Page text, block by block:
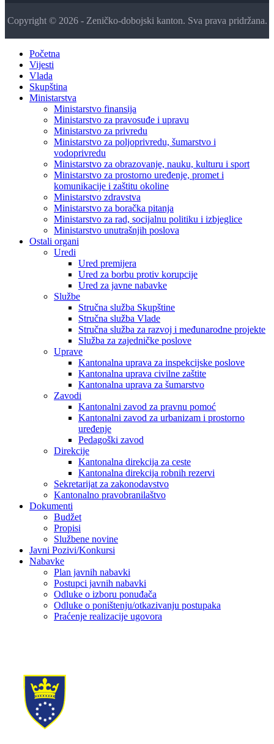
Copyright © 2026 - Zeničko-dobojski kanton. Sva prava pridržana.
Početna
Vijesti
Vlada
Skupština
Ministarstva
Ministarstvo finansija
Ministarstvo za pravosuđe i upravu
Ministarstvo za privredu
Ministarstvo za poljoprivredu, šumarstvo i
vodoprivredu
Ministarstvo za obrazovanje, nauku, kulturu i sport
Ministarstvo za prostorno uređenje, promet i
komunikacije i zaštitu okoline
Ministarstvo zdravstva
Ministarstvo za boračka pitanja
Ministarstvo za rad, socijalnu politiku i izbjeglice
Ministarstvo unutrašnjih poslova
Ostali organi
Uredi
Ured premijera
Ured za borbu protiv korupcije
Ured za javne nabavke
Službe
Stručna služba Skupštine
Stručna služba Vlade
Stručna služba za razvoj i međunarodne projekte
Služba za zajedničke poslove
Uprave
Kantonalna uprava za inspekcijske poslove
Kantonalna uprava civilne zaštite
Kantonalna uprava za šumarstvo
Zavodi
Kantonalni zavod za pravnu pomoć
Kantonalni zavod za urbanizam i prostorno
uređenje
Pedagoški zavod
Direkcije
Kantonalna direkcija za ceste
Kantonalna direkcija robnih rezervi
Sekretarijat za zakonodavstvo
Kantonalno pravobranilaštvo
Dokumenti
Budžet
Propisi
Službene novine
Javni Pozivi/Konkursi
Nabavke
Plan javnih nabavki
Postupci javnih nabavki
Odluke o izboru ponuđača
Odluke o poništenju/otkazivanju postupaka
Praćenje realizacije ugovora